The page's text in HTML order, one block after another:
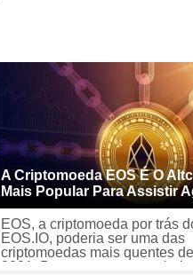
A Criptomoeda EOS É O
Mais Popular Para Assistir
EOS, a criptomoeda por trás
EOS.IO, poderia ser uma das
criptomoedas mais quentes de
2021. Por enquanto, a maioria dos